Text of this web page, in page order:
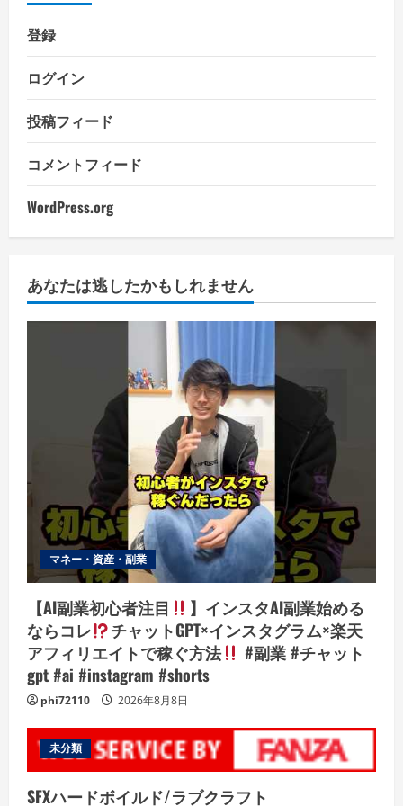
登録
ログイン
投稿フィード
コメントフィード
WordPress.org
あなたは逃したかもしれません
マネー・資産・副業
【AI副業初心者注目
】インスタAI副業始める
ならコレ
チャットGPT×インスタグラム×楽天
アフィリエイトで稼ぐ方法
#副業 #チャット
gpt #ai #instagram #shorts
phi72110 2026年8月8日
未分類
SFXハードボイルド/ラブクラフト